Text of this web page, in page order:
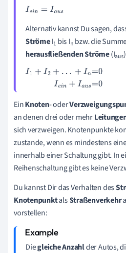
Iein= Iaus
Alternativ kannst Du sagen,
StrömeI1 bis In bzw. die
herausfließendenStröme(Iaus
n e n+
=
EinKnoten- oder
an denen drei oder mehr
sich verzweigen. Knotenpunkte
zustande, wenn es mindestens
innerhalb einer Schaltung gibt. In
Reihenschaltung gibt es keine
Du kannst Dir das Verhalten des
KnotenpunktalsStraßenverkehr
vorstellen:
DiegleicheAnzahlder Autos,